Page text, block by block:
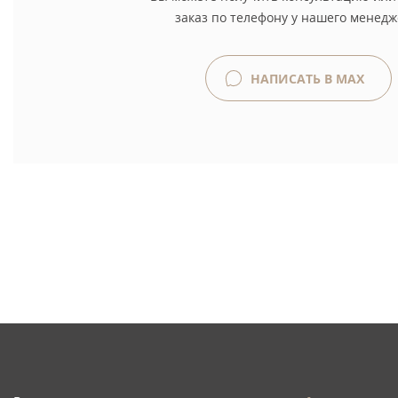
заказ по телефону у нашего
НАПИСАТЬ В MAX